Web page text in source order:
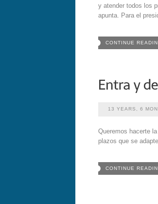
y atender todos los
apunta. Para el
CONTINUE
13 YEARS, 6
Queremos hacerte
plazos que se
CONTINUE